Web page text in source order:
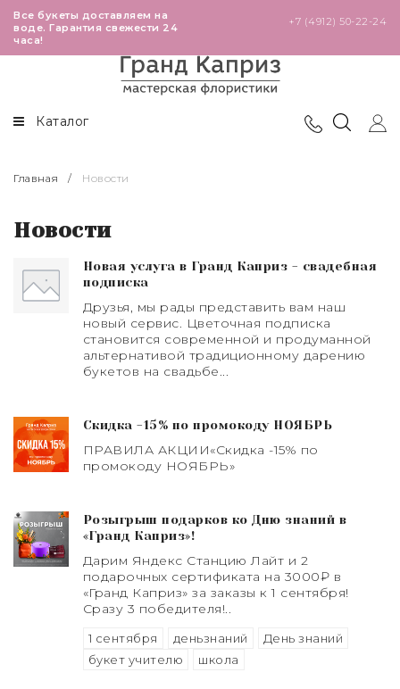
Все букеты доставляем на
воде. Гарантия свежести 24
часа!
+7 (4912) 50-22-24
Каталог
Главная / Новости
Новости
Новая услуга в Гранд Каприз - свадебная
подписка
Друзья, мы рады представить вам наш
новый сервис. Цветочная подписка
становится современной и продуманной
альтернативой традиционному дарению
букетов на свадьбе...
Скидка -15% по промокоду НОЯБРЬ
ПРАВИЛА АКЦИИ«Скидка -15% по
промокоду НОЯБРЬ»
Розыгрыш подарков ко Дню знаний в
«Гранд Каприз»!
Дарим Яндекс Станцию Лайт и 2
подарочных сертификата на 3000₽ в
«Гранд Каприз» за заказы к 1 сентября!
Сразу 3 победителя!..
1 сентября деньзнаний
День знаний
букет учителю
школа
В наличии в магазинах
Черновицкая
Кустовые розы
Эквадорские розы 40-50 см
Кенийские розы 40 см